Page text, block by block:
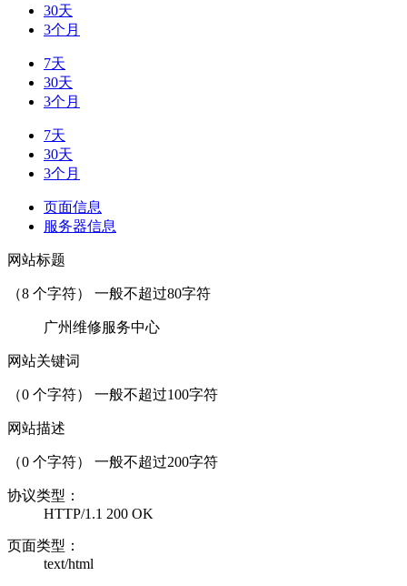
30天
3个月
7天
30天
3个月
7天
30天
3个月
页面信息
服务器信息
网站标题
（8 个字符） 一般不超过80字符
广州维修服务中心
网站关键词
（0 个字符） 一般不超过100字符
网站描述
（0 个字符） 一般不超过200字符
协议类型：
HTTP/1.1 200 OK
页面类型：
text/html